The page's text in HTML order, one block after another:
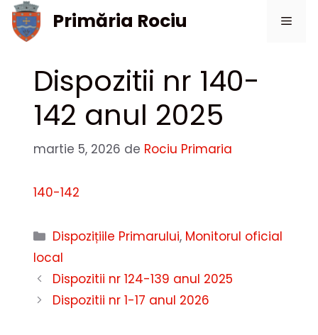
Sari
conținut
Primăria Rociu
Dispozitii nr 140-
142 anul 2025
martie 5, 2026 de Rociu Primaria
140-142
Categorii
Dispozițiile Primarului, Monitorul oficial
local
Dispozitii nr 124-139 anul 2025
Dispozitii nr 1-17 anul 2026